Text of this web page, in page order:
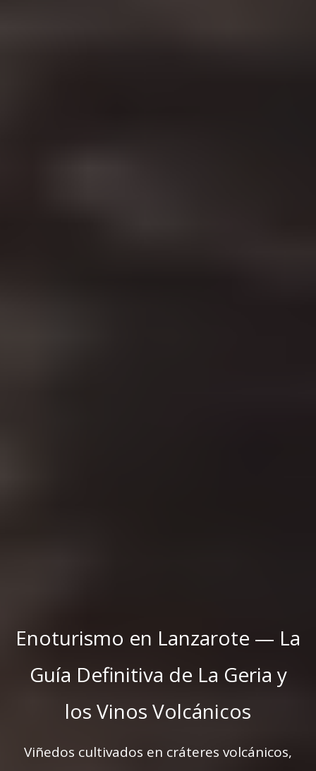
Enoturismo en Lanzarote — La
Guía Definitiva de La Geria y
los Vinos Volcánicos
Viñedos cultivados en cráteres volcánicos,